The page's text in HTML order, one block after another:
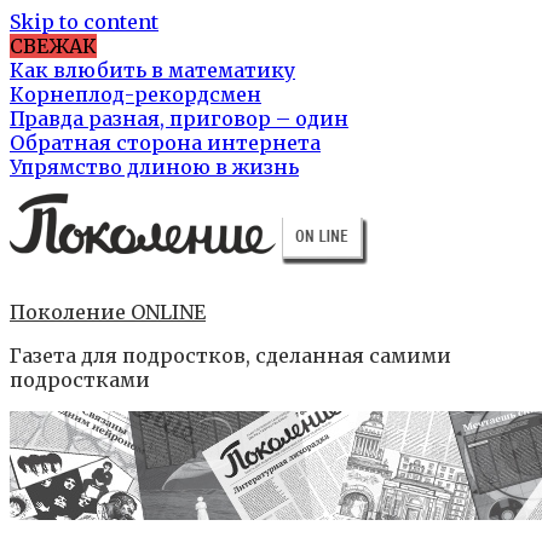
Skip to content
СВЕЖАК
Как влюбить в математику
Корнеплод-рекордсмен
Правда разная, приговор – один
Обратная сторона интернета
Упрямство длиною в жизнь
Поколение ONLINE
Газета для подростков, сделанная самими
подростками